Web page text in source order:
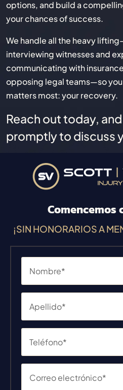
options, and build a
your chances of success.
We handle all the heavy
interviewing witnesses and
communicating with
opposing legal teams—so
matters most: your recovery.
Reach out today,
promptly to discuss
Comencemos
¡SIN HONORARIOS A